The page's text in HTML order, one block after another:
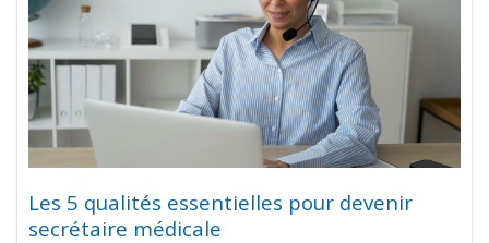
Les 5 qualités essentielles pour devenir
secrétaire médicale